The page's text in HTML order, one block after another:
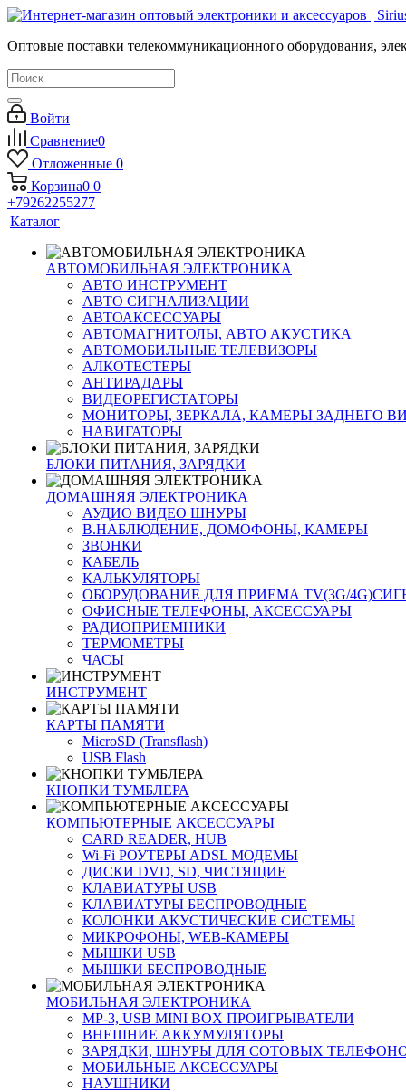
Оптовые поставки телекоммуникационного оборудования,
Войти
Сравнение0
Отложенные 0
Корзина0 0
+79262255277
Каталог
АВТОМОБИЛЬНАЯ ЭЛЕКТРОНИКА
АВТО ИНСТРУМЕНТ
АВТО СИГНАЛИЗАЦИИ
АВТОАКСЕССУАРЫ
АВТОМАГНИТОЛЫ, АВТО АКУСТИКА
АВТОМОБИЛЬНЫЕ ТЕЛЕВИЗОРЫ
АЛКОТЕСТЕРЫ
АНТИРАДАРЫ
ВИДЕОРЕГИСТАТОРЫ
МОНИТОРЫ, ЗЕРКАЛА, КАМЕРЫ ЗАДНЕГО
НАВИГАТОРЫ
БЛОКИ ПИТАНИЯ, ЗАРЯДКИ
ДОМАШНЯЯ ЭЛЕКТРОНИКА
АУДИО ВИДЕО ШНУРЫ
В.НАБЛЮДЕНИЕ, ДОМОФОНЫ, КАМЕРЫ
ЗВОНКИ
КАБЕЛЬ
КАЛЬКУЛЯТОРЫ
ОБОРУДОВАНИЕ ДЛЯ ПРИЕМА TV(3G/
ОФИСНЫЕ ТЕЛЕФОНЫ, АКСЕССУАРЫ
РАДИОПРИЕМНИКИ
ТЕРМОМЕТРЫ
ЧАСЫ
ИНСТРУМЕНТ
КАРТЫ ПАМЯТИ
MicroSD (Transflash)
USB Flash
КНОПКИ ТУМБЛЕРА
КОМПЬЮТЕРНЫЕ АКСЕССУАРЫ
CARD READER, HUB
Wi-Fi РОУТЕРЫ ADSL МОДЕМЫ
ДИСКИ DVD, SD, ЧИСТЯЩИЕ
КЛАВИАТУРЫ USB
КЛАВИАТУРЫ БЕСПРОВОДНЫЕ
КОЛОНКИ АКУСТИЧЕСКИЕ СИСТЕМЫ
МИКРОФОНЫ, WEB-КАМЕРЫ
МЫШКИ USB
МЫШКИ БЕСПРОВОДНЫЕ
МОБИЛЬНАЯ ЭЛЕКТРОНИКА
MP-3, USB MINI BOX ПРОИГРЫВАТЕЛИ
ВНЕШНИЕ АККУМУЛЯТОРЫ
ЗАРЯДКИ, ШНУРЫ ДЛЯ СОТОВЫХ
МОБИЛЬНЫЕ АКСЕССУАРЫ
НАУШНИКИ